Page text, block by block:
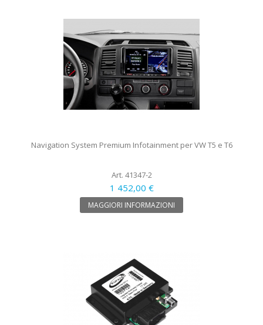
Navigation System Premium Infotainment per VW T5 e T6
Art. 41347-2
1 452,00 €
MAGGIORI INFORMAZIONI